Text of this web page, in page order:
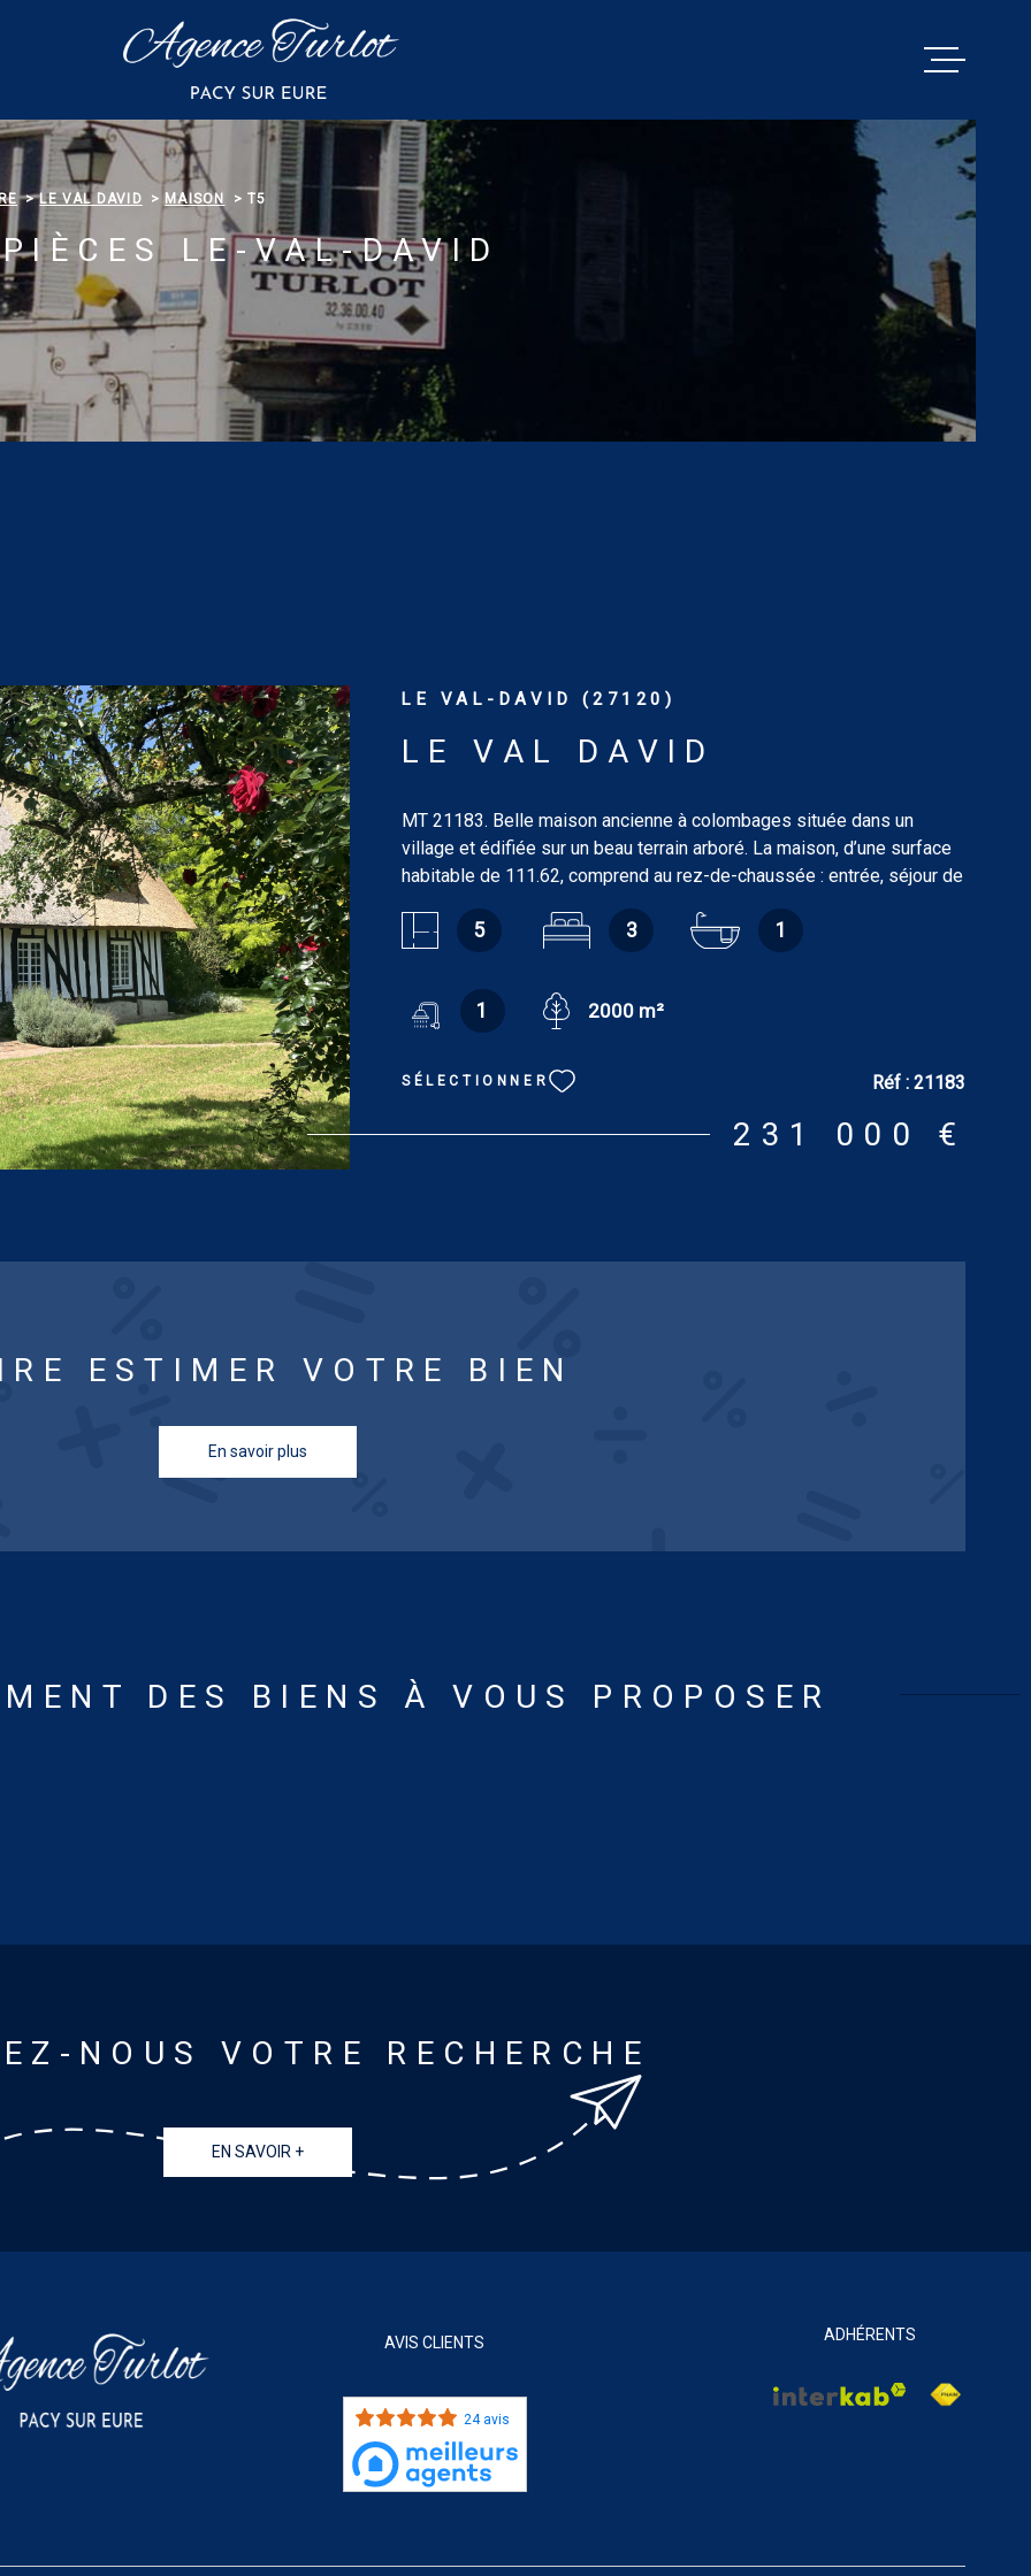
VENTES
PACY
ESTIMATION
BIENS
NOS
LE VAL DAVID MAISON T5
LE-VAL-DAVID
LE VAL-DAVID (27120)
LE VAL DAVID
MT 21183. Belle maison ancienne à colombages située dans un
village et édifiée sur un beau terrain arboré. La maison, d’une surface
habitable de 111.62, comprend au rez-de-chaussée : entrée, séjour de
13.40 m², salle de bains de 3.18 m², wc, dégagement de 8 m² avec
départ d'escalier. À l’étage : pièce/bureau de 22.33 m², deux chambres
(22.90 m² et 10.20 m²), salle de bains/wc de 1.77 m². Dépendances :
maison avec chambre de 21.39 m², salle de douches/wc et grenier,
pièce à l’étage, buanderie. Terrain : 2.000 m². Tout confort : chauffage
électrique. DPE : E. GES : B. Logement à consommation énergétique
excessive. Estimation des coûts annuels d'énergie du logement pour
une utilisation standard : entre 2 700 € et 3 690 € [prix moyens des
5 3 1
1 2000 m²
SÉLECTIONNER Réf : 21183
231 000 €
ESTIMER VOTRE BIEN
En savoir plus
DES BIENS À VOUS PROPOSER
NOUS VOTRE RECHERCHE
EN SAVOIR +
AVIS CLIENTS
24 avis
ADHÉRENTS